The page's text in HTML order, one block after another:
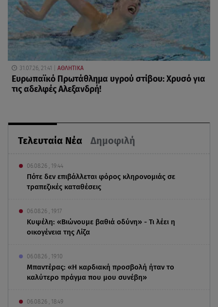
Τελευταία Νέα Δημοφιλή
06.08.26 , 19:44
Πότε δεν επιβάλλεται φόρος κληρονομιάς σε
τραπεζικές καταθέσεις
06.08.26 , 19:17
Κυψέλη: «Βιώνουμε βαθιά οδύνη» - Τι λέει η
οικογένεια της Λίζα
06.08.26 , 19:10
Μπαντέρας: «Η καρδιακή προσβολή ήταν το
καλύτερο πράγμα που μου συνέβη»
06.08.26 , 18:49
31.07.26, 21:41 ΑΘΛΗΤΙΚΑ
Ευρωπαϊκό Πρωτάθλημα υγρού στίβου: Χρυσό για
τις αδελφές Αλεξανδρή!